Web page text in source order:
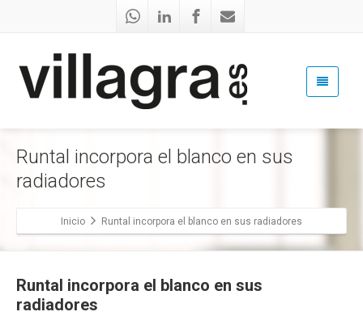
Runtal incorpora el blanco en sus
radiadores
Inicio Runtal incorpora el blanco en sus radiadores
Runtal incorpora el blanco en sus
radiadores